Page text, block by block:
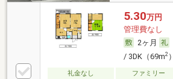
5.30万円
管理費なし
2ヶ月
/ 3DK（69m2）
礼金なし ファミリー